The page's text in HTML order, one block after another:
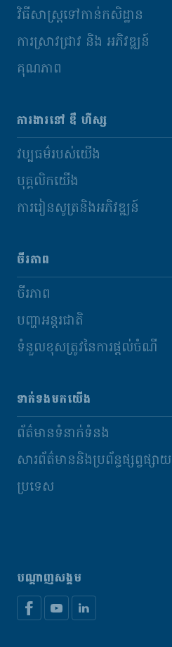
វិធីសាស្រ្តទៅកាន់កសិដ្ឋាន
ការស្រាវជ្រាវ និង​ អភិវឌ្ឍន៍
គុណភាព
ការងារនៅ ឌឹ ហឺស្ស
វប្បធម៌របស់យើង
បុគ្គលិកយើង
ការរៀនសូត្រនិងអភិវឌ្ឍន៍
ចីរភាព
ចីរភាព
បញ្ហាអន្តរជាតិ
ទំនួលខុសត្រូវនៃការផ្តល់ចំណី
ទាក់ទងមកយើង
ព័ត៌មានទំនាក់ទំនង
សារព័ត៌មាននិងប្រព័ន្ធផ្សព្វផ្សាយ
ប្រទេស
បណ្តាញសង្គម